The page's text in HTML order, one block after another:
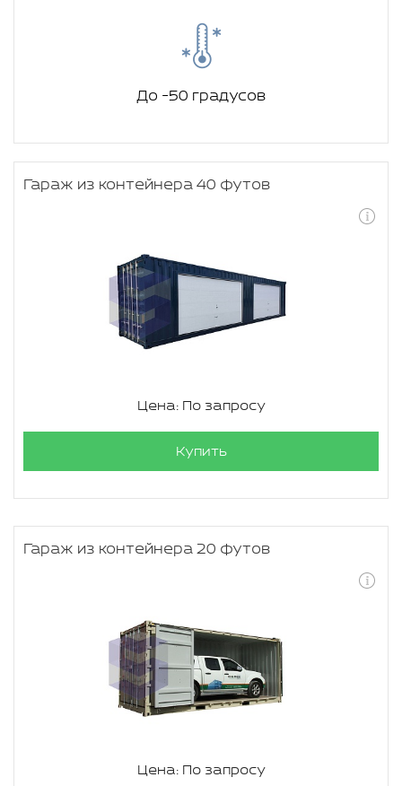
До -50 градусов
Гараж из контейнера 40 футов
Цена: По запросу
Купить
Гараж из контейнера 20 футов
Цена: По запросу